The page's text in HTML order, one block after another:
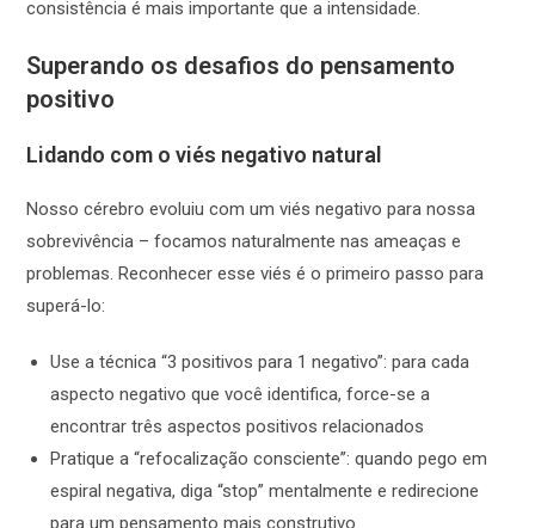
consistência é mais importante que a intensidade.
Superando os desafios do pensamento
positivo
Lidando com o viés negativo natural
Nosso cérebro evoluiu com um viés negativo para nossa
sobrevivência – focamos naturalmente nas ameaças e
problemas. Reconhecer esse viés é o primeiro passo para
superá-lo:
Use a técnica “3 positivos para 1 negativo”: para cada
aspecto negativo que você identifica, force-se a
encontrar três aspectos positivos relacionados
Pratique a “refocalização consciente”: quando pego em
espiral negativa, diga “stop” mentalmente e redirecione
para um pensamento mais construtivo